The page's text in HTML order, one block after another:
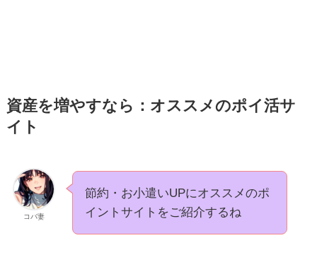
資産を増やすなら：オススメのポイ活サ
イト
コバ妻
節約・お小遣いUPにオススメのポ
イントサイトをご紹介するね